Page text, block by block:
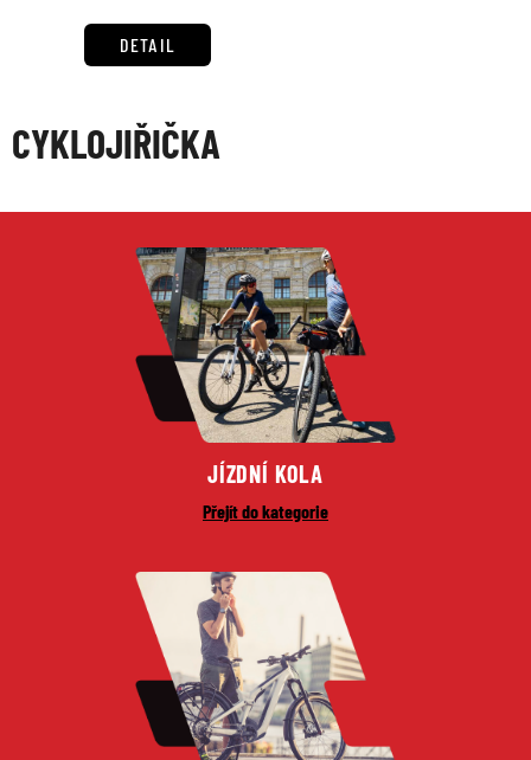
DETAIL
CYKLOJIŘIČKA
JÍZDNÍ KOLA
Přejít do kategorie